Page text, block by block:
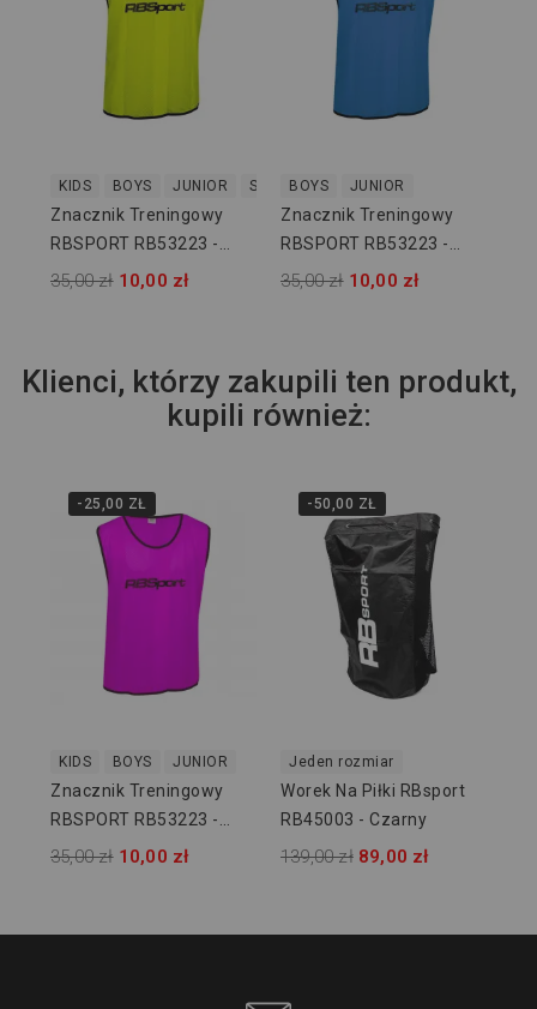
KIDS BOYS JUNIOR SENIOR
Znacznik Treningowy
RBSPORT RB53223 -
Żółty
35,00 zł 10,00 zł
BOYS JUNIOR
Znacznik Treningowy
RBSPORT RB53223 -
Błękitny
35,00 zł 10,00 zł
Klienci, którzy zakupili ten produkt,
kupili również:
-25,00 ZŁ
KIDS BOYS JUNIOR
Znacznik Treningowy
RBSPORT RB53223 -
Różowy
35,00 zł 10,00 zł
-50,00 ZŁ
Jeden rozmiar
Worek Na Piłki RBsport
RB45003 - Czarny
139,00 zł 89,00 zł